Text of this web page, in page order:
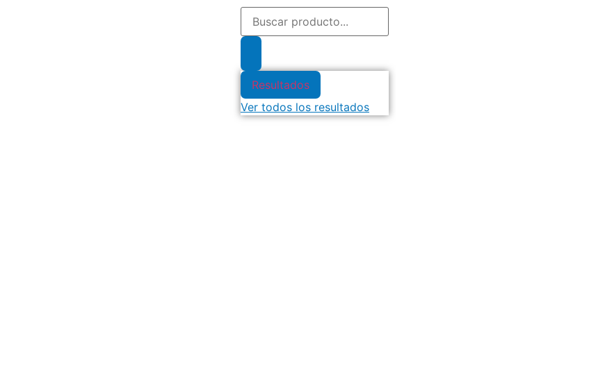
Resultados
Ver todos los resultados